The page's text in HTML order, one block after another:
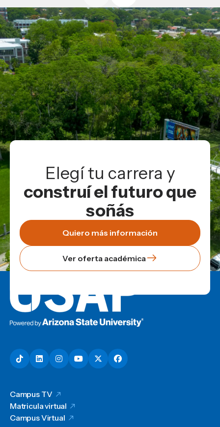
Elegí tu carrera y
construí el futuro que
soñás
Quiero más información
Ver oferta académica
Campus TV
Matricula virtual
Campus Virtual